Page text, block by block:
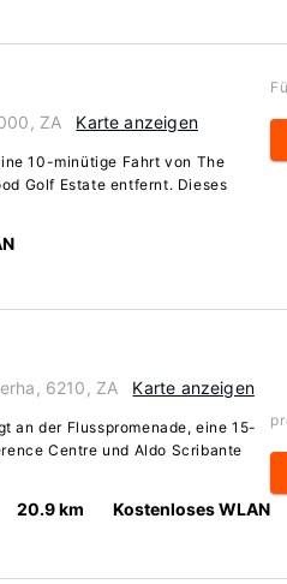
ZA Karte anzeigen
10-minütige Fahrt von The
Golf Estate entfernt. Dieses
6210, ZA Karte anzeigen
an der Flusspromenade, eine 15-
Centre und Aldo Scribante
20.9 km Kostenloses WLAN